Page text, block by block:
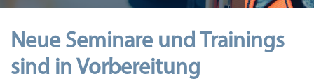
Neue Seminare und Trainings
sind in Vorbereitung